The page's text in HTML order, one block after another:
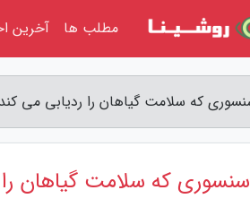
که سلامت گیاهان را ردیابی می کند
سنسوری که سلامت گیاهان
مطلب ها آخرین